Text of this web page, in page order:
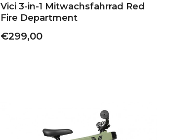
Vici 3-in-1 Mitwachsfahrrad Red
Fire Department
€299,00